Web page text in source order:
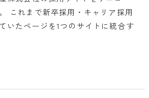
これまで新卒採用・キャリア採用
いたページを1つのサイトに統合す